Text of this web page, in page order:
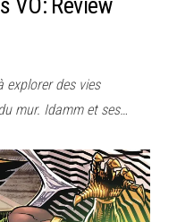
explorer des vies
mur. Idamm et ses…